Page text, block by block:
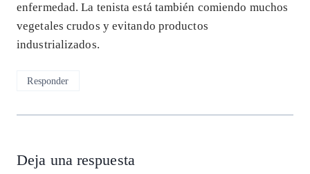
enfermedad. La tenista está también comiendo muchos
vegetales crudos y evitando productos
industrializados.
Responder
Deja una respuesta